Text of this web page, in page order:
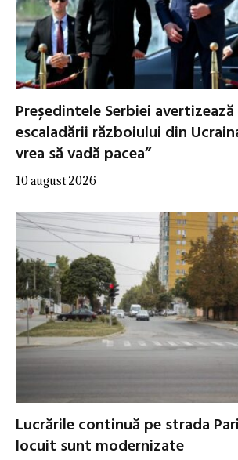
Președintele Serbiei
escaladării războiului din
vrea să vadă pacea”
10 august 2026
Lucrările continuă pe strada
locuit sunt modernizate